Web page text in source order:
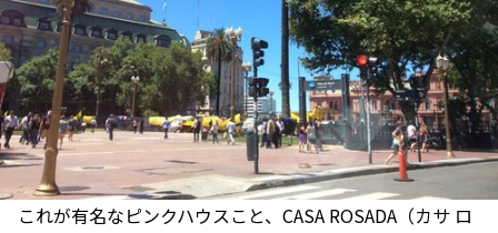
これが有名なピンクハウスこと、CASA ROSADA（カサ ロ